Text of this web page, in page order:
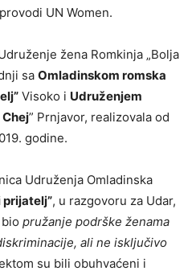
UN Women.
žena Romkinja „Bolja
sa Omladinskom romska
Visoko i Udruženjem
Chej” Prnjavor, realizovala od
godine.
Udruženja Omladinska
prijatelj”, u razgovoru za Udar,
pružanje podrške ženama
ali ne isključivo
su bili obuhvaćeni i